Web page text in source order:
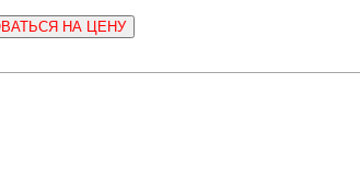
НА ЦЕНУ